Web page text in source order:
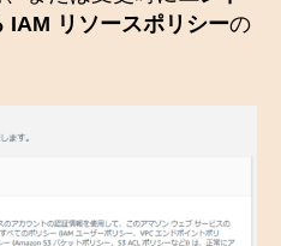
IAM リソースポリシーの